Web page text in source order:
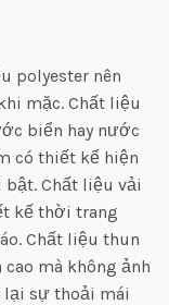
polyester nên
mặc. Chất liệu
biển hay nước
có thiết kế hiện
bật. Chất liệu vải
kế thời trang
Chất liệu thun
mà không ảnh
lại sự thoải mái